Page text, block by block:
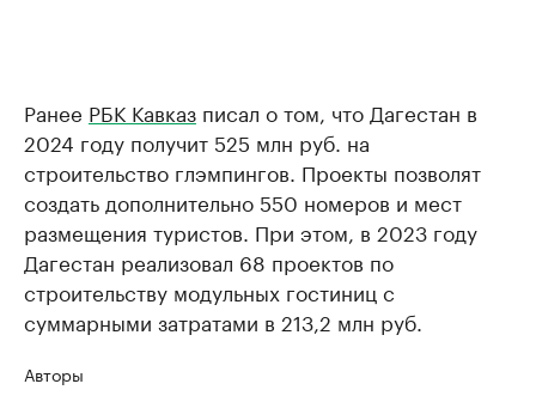
Ранее РБК Кавказ писал о том, что Дагестан в
2024 году получит 525 млн руб. на
строительство глэмпингов. Проекты позволят
создать дополнительно 550 номеров и мест
размещения туристов. При этом, в 2023 году
Дагестан реализовал 68 проектов по
строительству модульных гостиниц с
суммарными затратами в 213,2 млн руб.
Авторы